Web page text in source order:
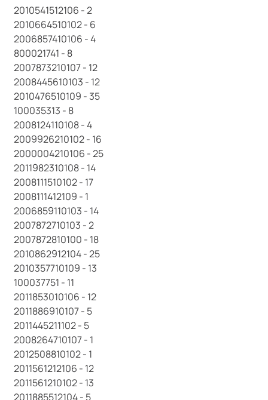
2010541512106 - 2
2010664510102 - 6
2006857410106 - 4
800021741 - 8
2007873210107 - 12
2008445610103 - 12
2010476510109 - 35
100035313 - 8
2008124110108 - 4
2009926210102 - 16
2000004210106 - 25
2011982310108 - 14
2008111510102 - 17
2008111412109 - 1
2006859110103 - 14
2007872710103 - 2
2007872810100 - 18
2010862912104 - 25
2010357710109 - 13
100037751 - 11
2011853010106 - 12
2011886910107 - 5
2011445211102 - 5
2008264710107 - 1
2012508810102 - 1
2011561212106 - 12
2011561210102 - 13
2011885512104 - 5